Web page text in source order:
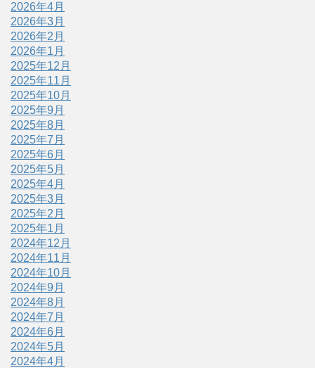
2026年4月
2026年3月
2026年2月
2026年1月
2025年12月
2025年11月
2025年10月
2025年9月
2025年8月
2025年7月
2025年6月
2025年5月
2025年4月
2025年3月
2025年2月
2025年1月
2024年12月
2024年11月
2024年10月
2024年9月
2024年8月
2024年7月
2024年6月
2024年5月
2024年4月